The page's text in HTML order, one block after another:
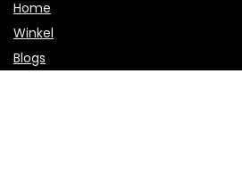
Home
Winkel
Blogs